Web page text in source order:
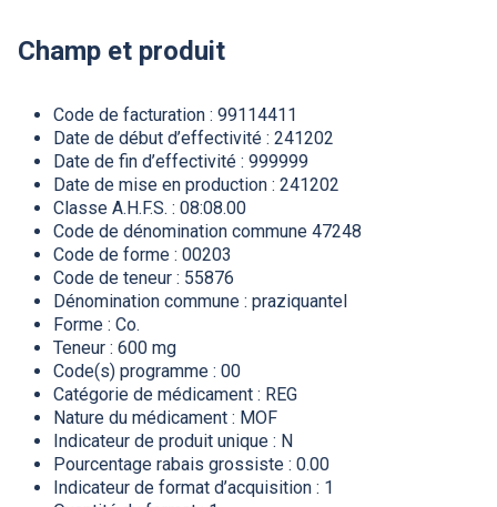
Champ et produit
Code de facturation : 99114411
Date de début d’effectivité : 241202
Date de fin d’effectivité : 999999
Date de mise en production : 241202
Classe A.H.F.S. : 08:08.00
Code de dénomination commune 47248
Code de forme : 00203
Code de teneur : 55876
Dénomination commune : praziquantel
Forme : Co.
Teneur : 600 mg
Code(s) programme : 00
Catégorie de médicament : REG
Nature du médicament : MOF
Indicateur de produit unique : N
Pourcentage rabais grossiste : 0.00
Indicateur de format d’acquisition : 1